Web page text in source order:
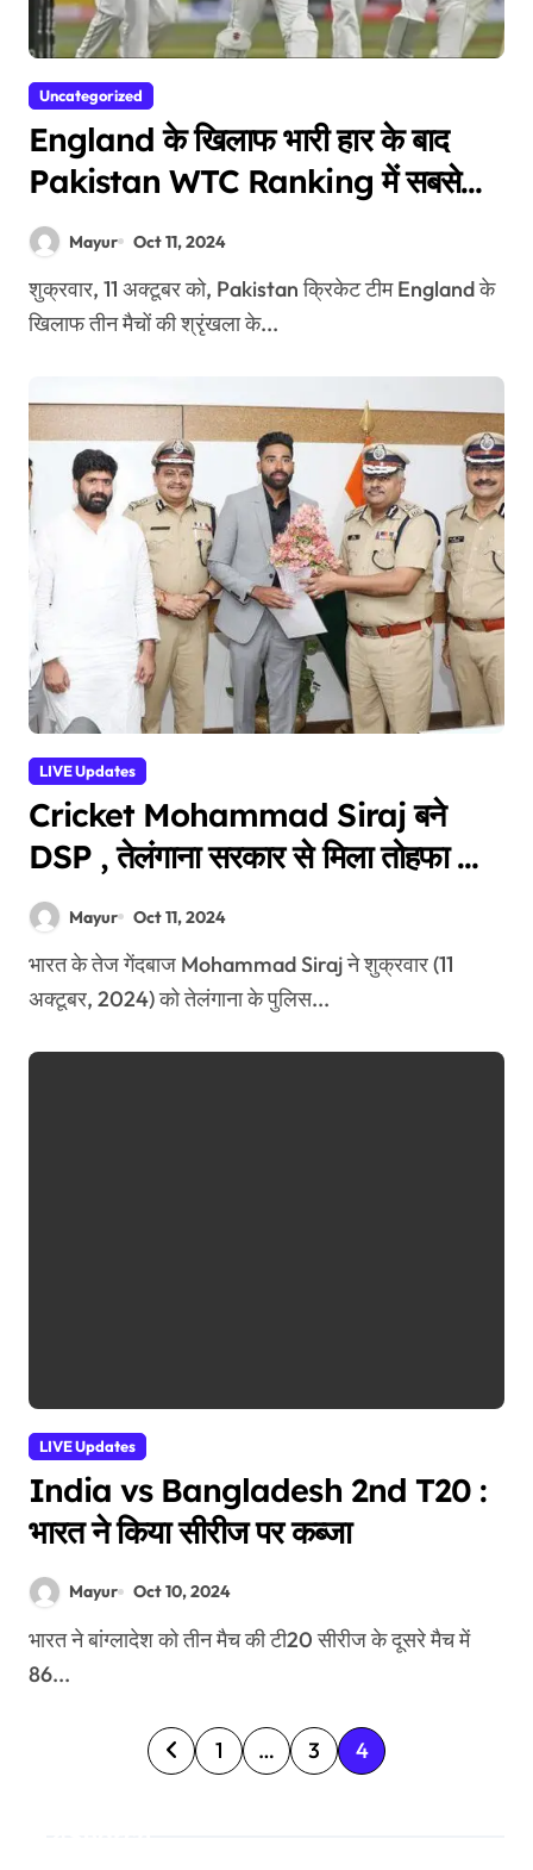
Uncategorized
England के खिलाफ भारी हार के बाद
Pakistan WTC Ranking में सबसे
नीचे Mayur Oct 11, 2024
शुक्रवार, 11 अक्टूबर को, Pakistan क्रिकेट टीम England के
खिलाफ तीन मैचों की श्रृंखला के...
LIVE Updates
Cricket Mohammad Siraj बने
DSP , तेलंगाना सरकार से मिला तोहफा और
जिम्मेदारी
Mayur Oct 11, 2024
भारत के तेज गेंदबाज Mohammad Siraj ने शुक्रवार (11
अक्टूबर, 2024) को तेलंगाना के पुलिस...
LIVE Updates
India vs Bangladesh 2nd T20 :
भारत ने किया सीरीज पर कब्जा
Mayur Oct 10, 2024
भारत ने बांग्लादेश को तीन मैच की टी20 सीरीज के दूसरे मैच में
86...
P
1 … 3 4